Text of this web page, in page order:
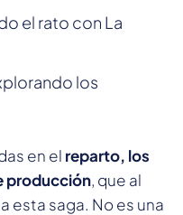
el rato con La
los
en el reparto, los
producción, que al
esta saga. No es una